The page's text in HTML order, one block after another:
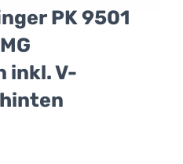
PK 9501
inkl. V-